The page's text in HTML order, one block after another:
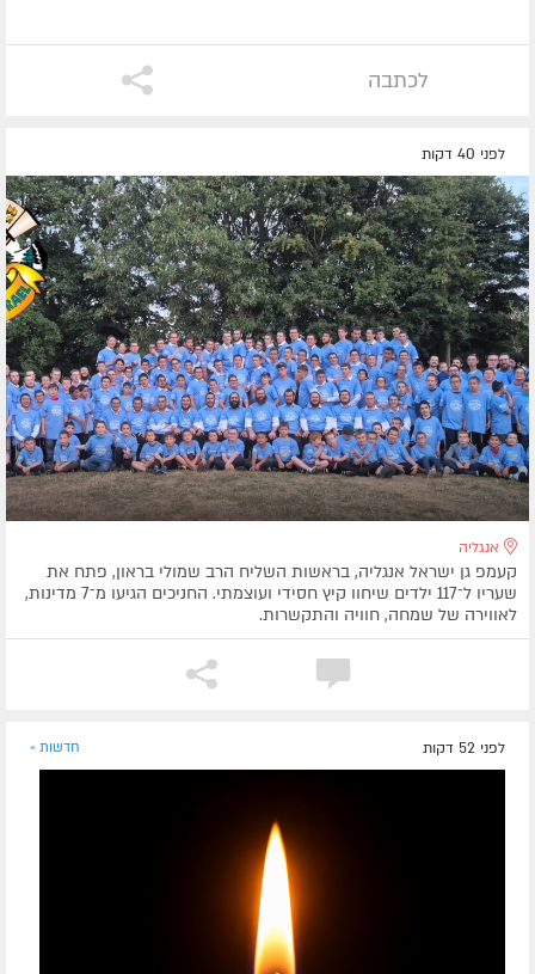
לכתבה
לפני 40 דקות
אנגליה
קעמפ גן ישראל אנגליה, בראשות השליח הרב שמולי בראון, פתח את
שעריו ל־117 ילדים שיחוו קיץ חסידי ועוצמתי. החניכים הגיעו מ־7 מדינות,
לאווירה של שמחה, חוויה והתקשרות.
לפני 52 דקות חדשות »